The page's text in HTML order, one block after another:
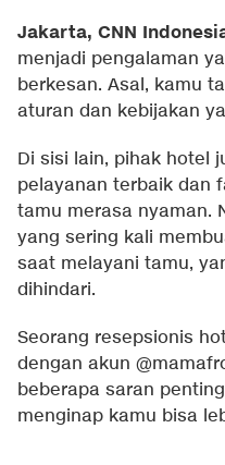
Jakarta, CNN
menjadi pengalaman
berkesan. Asal, kamu
aturan dan kebijakan
Di sisi lain, pihak hotel
pelayanan terbaik dan
tamu merasa nyaman.
yang sering kali
saat melayani tamu,
dihindari.
Seorang resepsionis
dengan akun
beberapa saran
menginap kamu bisa